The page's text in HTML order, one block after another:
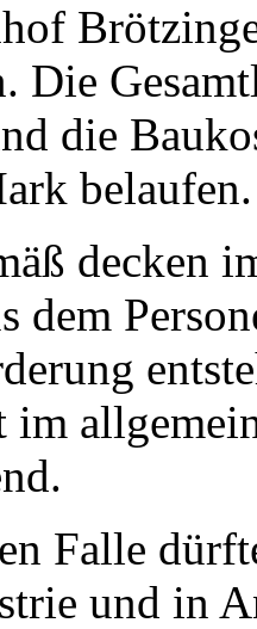
Die
die
belaufen.
decken
dem
Falle
und in